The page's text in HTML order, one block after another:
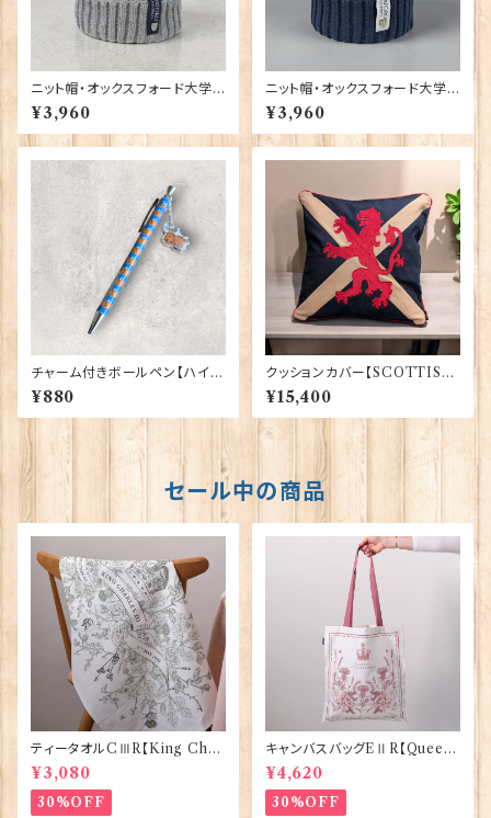
ニット帽・オックスフォード大学
【グレー】 00217
¥3,960
ニット帽・オックスフォード大学
【ネイビー】 00216
¥3,960
チャーム付きボールペン【ハイラ
ンド・カウ】Euro Stick 90394
¥880
クッションカバー【SCOTTISH
LION】Woven Magic 40165
¥15,400
セール中の商品
ティータオルCⅢR【King Char
lesⅢ Coronation】Victoria
Eggs 50129
¥3,080
30%OFF
キャンバスバッグEⅡR【Queen
ElizabethⅡ Commemorativ
e】Victoria Eggs 90332
¥4,620
30%OFF